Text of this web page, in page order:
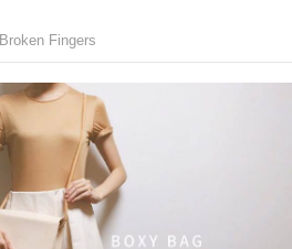
Broken Fingers